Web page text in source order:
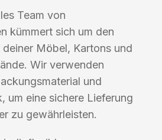
Team von
kümmert sich um den
Möbel, Kartons und
Wir verwenden
und
um eine sichere Lieferung
zu gewährleisten.